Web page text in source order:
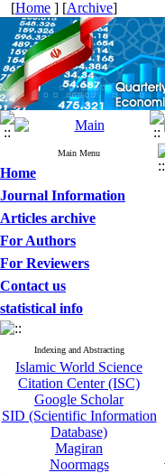
[Home ] [Archive]
Main Menu
Home
Journal Information
Articles archive
For Authors
For Reviewers
Contact us
statistical info
Indexing and Abstracting
Islamic World Science
Citation Center (ISC)
Google Scholar
SID (Scientific Information
Database)
Magiran
Noormags